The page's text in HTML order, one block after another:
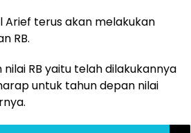
Arief terus akan melakukan
RB.
RB yaitu telah dilakukannya
untuk tahun depan nilai